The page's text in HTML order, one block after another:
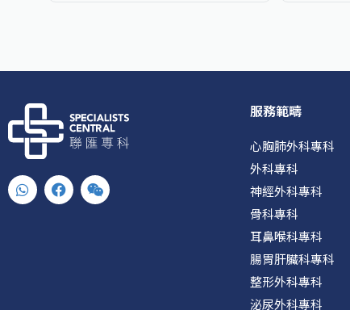
W
h
a
F
a
c
W
e
i
服務範疇
心胸肺外科專科
外科專科
神經外科專科
骨科專科
耳鼻喉科專科
腸胃肝臟科專科
整形外科專科
泌尿外科專科